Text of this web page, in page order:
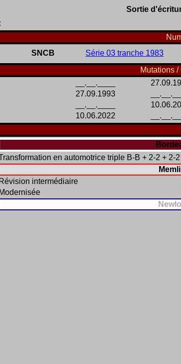
Sortie
SNCB Série 03 tranche 1983
Mutations
__.__.____
27.09.1993
__.__.____
10.06.2022
en automotrice triple B-B + 2-2 + 2-
Révision intermédiaire
Modernisée